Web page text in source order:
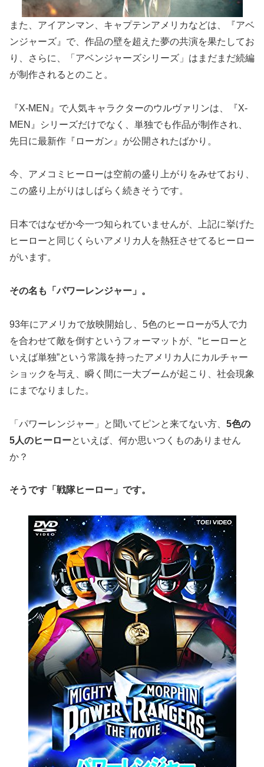
また、アイアンマン、キャプテンアメリカなどは、『アベ
ンジャーズ』で、作品の壁を超えた夢の共演を果たしてお
り、さらに、「アベンジャーズシリーズ」はまだまだ続編
が制作されるとのこと。
『X-MEN』で人気キャラクターのウルヴァリンは、『X-
MEN』シリーズだけでなく、単独でも作品が制作され、
先日に最新作『ローガン』が公開されたばかり。
今、アメコミヒーローは空前の盛り上がりをみせており、
この盛り上がりはしばらく続きそうです。
日本ではなぜか今一つ知られていませんが、上記に挙げた
ヒーローと同じくらいアメリカ人を熱狂させてるヒーロー
がいます。
その名も「パワーレンジャー」。
93年にアメリカで放映開始し、5色のヒーローが5人で力
を合わせて敵を倒すというフォーマットが、“ヒーローと
いえば単独”という常識を持ったアメリカ人にカルチャー
ショックを与え、瞬く間に一大ブームが起こり、社会現象
にまでなりました。
「パワーレンジャー」と聞いてピンと来てない方、 5色の
5人のヒーローといえば、何か思いつくものありません
か？
そうです「戦隊ヒーロー」です。